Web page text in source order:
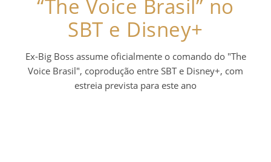
“The Voice Brasil” no
SBT e Disney+
Ex-Big Boss assume oficialmente o comando do "The
Voice Brasil", coprodução entre SBT e Disney+, com
estreia prevista para este ano